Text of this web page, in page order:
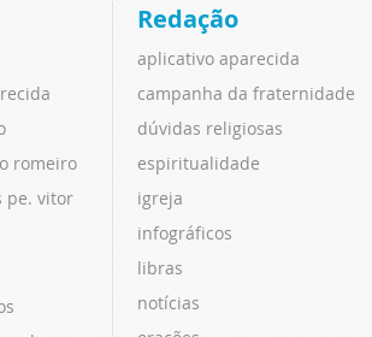
romeiro
pe. vitor
Redação
aplicativo aparecida
campanha da fraternidade
dúvidas religiosas
espiritualidade
igreja
infográficos
libras
notícias